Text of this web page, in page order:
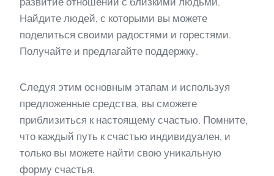
Найдите людей, с которыми вы можете
поделиться своими радостями и горестями.
Получайте и предлагайте поддержку.
Следуя этим основным этапам и используя
предложенные средства, вы сможете
приблизиться к настоящему счастью. Помните,
что каждый путь к счастью индивидуален, и
только вы можете найти свою уникальную
форму счастья.